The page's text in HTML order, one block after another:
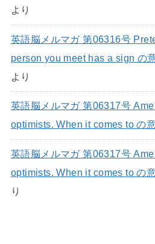
より
英語脳メルマガ 第06316号
person you meet has a sign の
より
英語脳メルマガ 第06317号
optimists. When it comes to の
英語脳メルマガ 第06317号
optimists. When it comes to の
り